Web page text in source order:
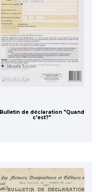
Bulletin de déclaration "Quand
c'est?"